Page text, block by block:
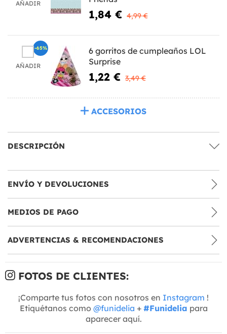
AÑADIR
1,84 € 4,99 €
AÑADIR
6 gorritos de cumpleaños LOL
Surprise
1,22 € 3,49 €
-65%
ACCESORIOS
DESCRIPCIÓN
ENVÍO Y DEVOLUCIONES
MEDIOS DE PAGO
ADVERTENCIAS & RECOMENDACIONES
FOTOS DE CLIENTES:
¡Comparte tus fotos con nosotros en Instagram !
Etiquétanos como @funidelia + #Funidelia para
aparecer aquí.